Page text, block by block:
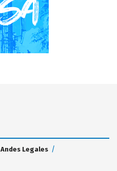
Andes Legales